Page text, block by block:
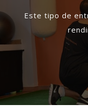
Este tipo de